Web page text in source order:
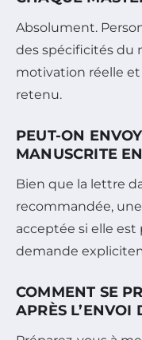
Absolument.
des spécificités du
motivation réelle et
retenu.
PEUT-ON
MANUSCRITE
Bien que la lettre
recommandée,
acceptée si elle est
demande
COMMENT SE
APRÈS L’ENVOI